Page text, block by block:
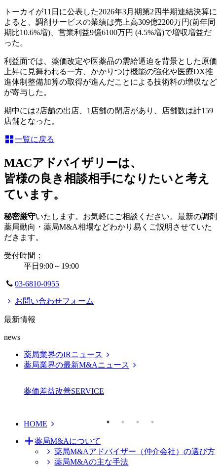
トーカイが11日に公表した2026年3月期第2四半期連結決算に
よると、調剤サービスの業績は売上高309億2200万円(前年同
期比10.6%増)、営業利益9億6100万円 (4.5%増)で増収増益だ
った。
利益面では、薬価改定や医薬品の需給逼迫を背景とした原価
上昇に見舞われる一方、かかりつけ機能の強化や医療DX推
進体制整備加算の取得が進んだことによる技術料の増収など
が寄与した。
期中には2店舗の出店、1店舗の閉店があり、店舗数は計159
店舗となった。
一覧に戻る
MACアドバイザリーは、
皆様の良き相談相手になりたいと考え
ています。
秘密厳守いたします。お気軽にご相談ください。最新の調剤
薬局動向・薬局M&A相場などわかり易くご説明させていた
だきます。
受付時間：
平日9:00～19:00
03-6810-0955
お問い合わせフォーム
最新情報
news
薬局業界のIRニュース
薬局業界の最新M&Aニュース
薬価差益改善SERVICE
HOME
薬局M&Aについて
薬局M&Aアドバイザー（仲介会社）の選び方
薬局M&Aの主な手法